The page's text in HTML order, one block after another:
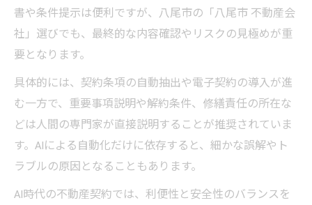
書や条件提示は便利ですが、八尾市の「八尾市 不動産会
社」選びでも、最終的な内容確認やリスクの見極めが重
要となります。
具体的には、契約条項の自動抽出や電子契約の導入が進
む一方で、重要事項説明や解約条件、修繕責任の所在な
どは人間の専門家が直接説明することが推奨されていま
す。AIによる自動化だけに依存すると、細かな誤解やト
ラブルの原因となることもあります。
AI時代の不動産契約では、利便性と安全性のバランスを